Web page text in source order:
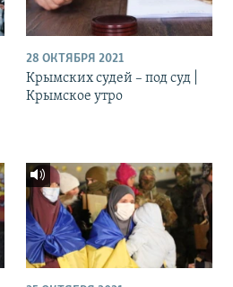
28 ОКТЯБРЯ 2021
Крымских судей – под суд |
Крымское утро